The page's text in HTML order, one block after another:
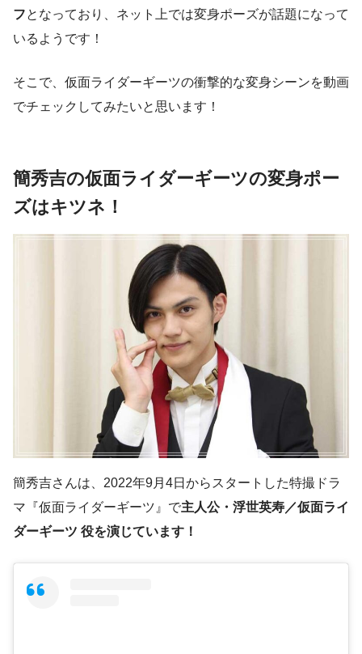
フとなっており、ネット上では変身ポーズが話題になって
いるようです！
そこで、仮面ライダーギーツの衝撃的な変身シーンを動画
でチェックしてみたいと思います！
簡秀吉の仮面ライダーギーツの変身ポー
ズはキツネ！
簡秀吉さんは、2022年9月4日からスタートした特撮ドラ
マ『仮面ライダーギーツ』で主人公・浮世英寿／仮面ライ
ダーギーツ 役を演じています！